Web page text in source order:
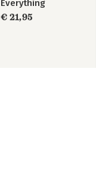
Everything
€ 21,95